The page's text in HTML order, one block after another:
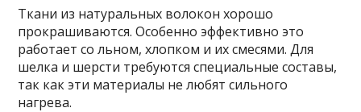
Ткани из натуральных волокон хорошо
прокрашиваются. Особенно эффективно это
работает со льном, хлопком и их смесями. Для
шелка и шерсти требуются специальные составы,
так как эти материалы не любят сильного
нагрева.